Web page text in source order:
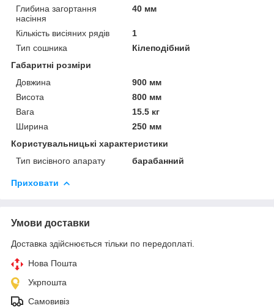
Глибина загортання
насіння
40 мм
Кількість висіяних рядів
1
Тип сошника
Кілеподібний
Габаритні розміри
Довжина
900 мм
Висота
800 мм
Вага
15.5 кг
Ширина
250 мм
Користувальницькі характеристики
Тип висівного апарату
барабанний
Приховати
Умови доставки
Доставка здійснюється тільки по передоплаті.
Нова Пошта
Укрпошта
Самовивіз